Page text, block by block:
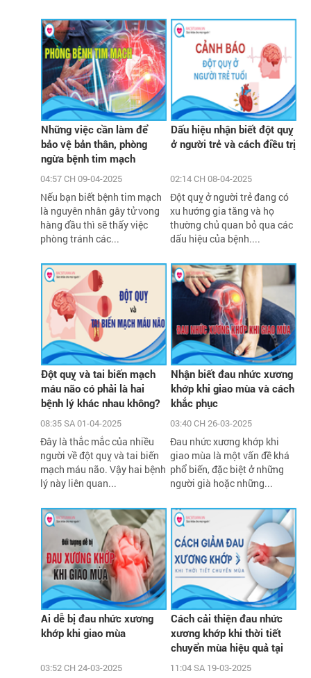
Những việc cần làm để
bảo vệ bản thân, phòng
ngừa bệnh tim mạch
04:57 CH 09-04-2025
Nếu bạn biết bệnh tim mạch
là nguyên nhân gây tử vong
hàng đầu thì sẽ thấy việc
phòng tránh các...
Dấu hiệu nhận biết đột quỵ
ở người trẻ và cách điều trị
02:14 CH 08-04-2025
Đột quỵ ở người trẻ đang có
xu hướng gia tăng và họ
thường chủ quan bỏ qua các
dấu hiệu của bệnh....
Đột quỵ và tai biến mạch
máu não có phải là hai
bệnh lý khác nhau không?
08:35 SA 01-04-2025
Đây là thắc mắc của nhiều
người về đột quỵ và tai biến
mạch máu não. Vậy hai bệnh
lý này liên quan...
Nhận biết đau nhức xương
khớp khi giao mùa và cách
khắc phục
03:40 CH 26-03-2025
Đau nhức xương khớp khi
giao mùa là một vấn đề khá
phổ biến, đặc biệt ở những
người già hoặc những...
Ai dễ bị đau nhức xương
khớp khi giao mùa
03:52 CH 24-03-2025
Cách cải thiện đau nhức
xương khớp khi thời tiết
chuyển mùa hiệu quả tại
nhà
11:04 SA 19-03-2025